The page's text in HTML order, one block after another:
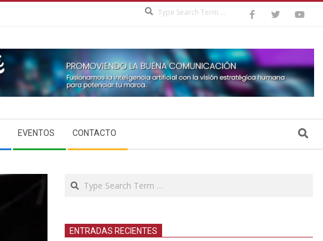
EVENTOS CONTACTO Search
Search
ENTRADAS RECIENTES